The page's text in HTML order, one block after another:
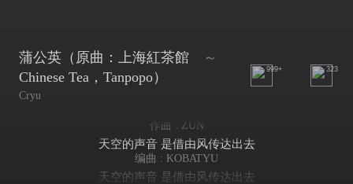
蒲公英（原曲：上海紅茶館 ～
Chinese Tea，Tanpopo）
Cryu
999+ 323
作曲 : ZUN
天空的声音 是借由风传达出去
编曲 : KOBATYU
天空的声音 是借由风传达出去